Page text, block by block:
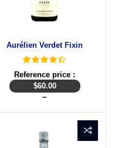
Aurélien Verdet Fixin
Reference price :
$60.00
~